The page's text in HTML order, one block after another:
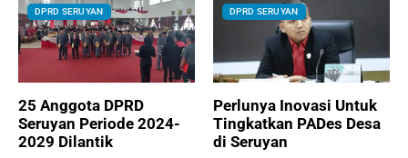
DPRD SERUYAN
25 Anggota DPRD
Seruyan Periode 2024-
2029 Dilantik
DPRD SERUYAN
Perlunya Inovasi Untuk
Tingkatkan PADes Desa
di Seruyan